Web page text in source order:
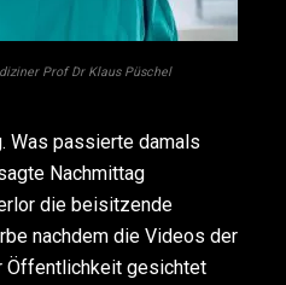
Prof Dr Klaus Püschel
Was passierte damals
Nachmittag
die beisitzende
nachdem die Videos der
Öffentlichkeit gesichtet